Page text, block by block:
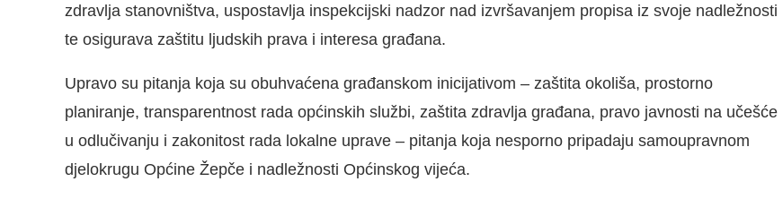
zdravlja stanovništva, uspostavlja inspekcijski nadzor nad izvršavanjem propisa iz svoje nadležnosti
te osigurava zaštitu ljudskih prava i interesa građana.
Upravo su pitanja koja su obuhvaćena građanskom inicijativom – zaštita okoliša, prostorno
planiranje, transparentnost rada općinskih službi, zaštita zdravlja građana, pravo javnosti na učešće
u odlučivanju i zakonitost rada lokalne uprave – pitanja koja nesporno pripadaju samoupravnom
djelokrugu Općine Žepče i nadležnosti Općinskog vijeća.